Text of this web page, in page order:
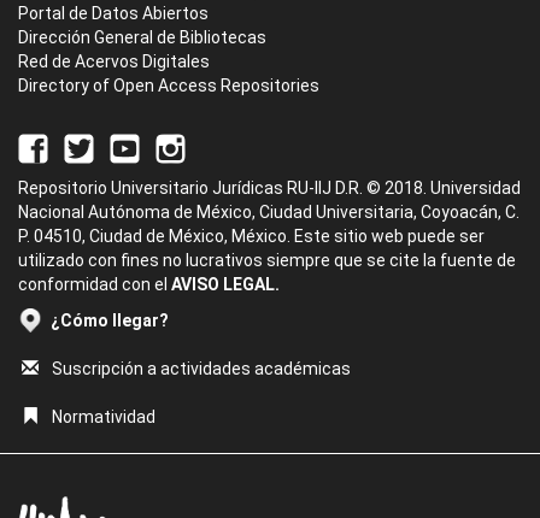
Portal de Datos Abiertos
Dirección General de Bibliotecas
Red de Acervos Digitales
Directory of Open Access Repositories
Repositorio Universitario Jurídicas RU-IIJ D.R. © 2018. Universidad
Nacional Autónoma de México, Ciudad Universitaria, Coyoacán, C.
P. 04510, Ciudad de México, México. Este sitio web puede ser
utilizado con fines no lucrativos siempre que se cite la fuente de
conformidad con el AVISO LEGAL.
¿Cómo llegar?
Suscripción a actividades académicas
Normatividad